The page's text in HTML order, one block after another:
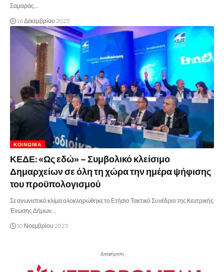
Σαμαράς…
16 Δεκεμβρίου 2025
ΚΟΙΝΩΝΊΑ
ΚΕΔΕ: «Ως εδώ» – Συμβολικό κλείσιμο
Δημαρχείων σε όλη τη χώρα την ημέρα ψήφισης
του προϋπολογισμού
Σε αγωνιστικό κλίμα ολοκληρώθηκε το Ετήσιο Τακτικό Συνέδριο της Κεντρικής
Ένωσης Δήμων…
10 Νοεμβρίου 2025
- Διαφήμιση -